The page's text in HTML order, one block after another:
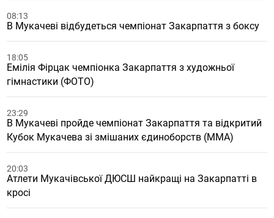
08:13
В Мукачеві відбудеться чемпіонат Закарпаття з боксу
18:05
Емілія Фірцак чемпіонка Закарпаття з художньої
гімнастики (ФОТО)
23:29
В Мукачеві пройде чемпіонат Закарпаття та відкритий
Кубок Мукачева зі змішаних єдиноборств (ММА)
20:03
Атлети Мукачівської ДЮСШ найкращі на Закарпатті в
кросі